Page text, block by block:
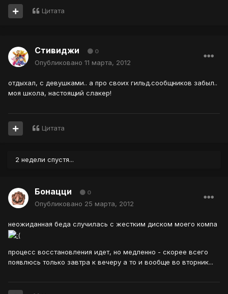
Цитата
Стивиджи 0
Опубликовано 11 марта, 2012
отдыхал, с девушками.. а про своих гильд.сообщников забыл..
моя школа, настоящий слакер!
Цитата
2 недели спустя...
Бонацци 0
Опубликовано 25 марта, 2012
неожиданная беда случилась с жестким диском моего компа
процесс восстановления идет, но медленно - скорее всего
появлюсь только завтра к вечеру а то и вообще во вторник...